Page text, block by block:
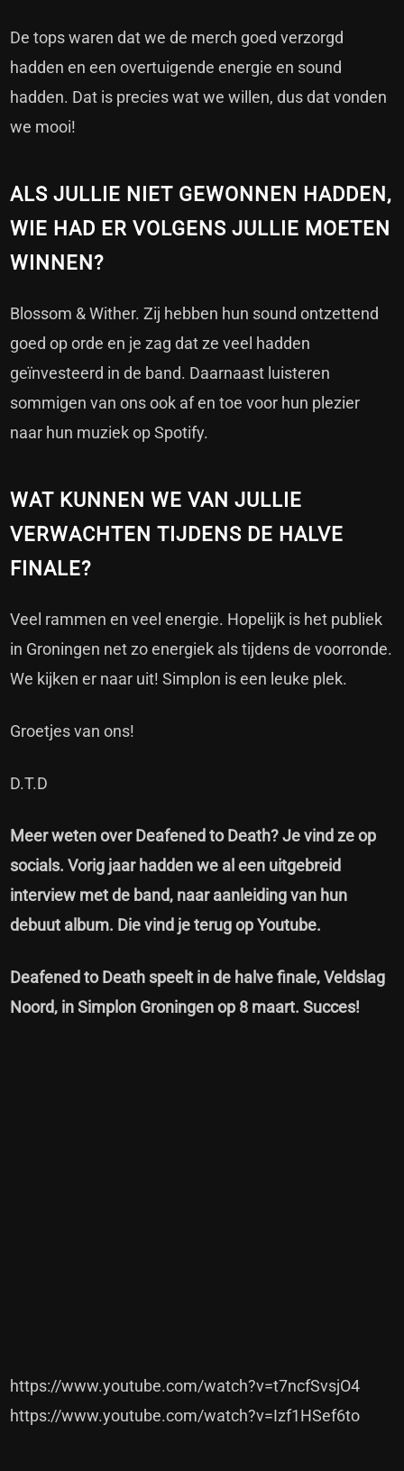
De tops waren dat we de merch goed verzorgd
hadden en een overtuigende energie en sound
hadden. Dat is precies wat we willen, dus dat vonden
we mooi!
ALS JULLIE NIET GEWONNEN HADDEN,
WIE HAD ER VOLGENS JULLIE MOETEN
WINNEN?
Blossom & Wither. Zij hebben hun sound ontzettend
goed op orde en je zag dat ze veel hadden
geïnvesteerd in de band. Daarnaast luisteren
sommigen van ons ook af en toe voor hun plezier
naar hun muziek op Spotify.
WAT KUNNEN WE VAN JULLIE
VERWACHTEN TIJDENS DE HALVE
FINALE?
Veel rammen en veel energie. Hopelijk is het publiek
in Groningen net zo energiek als tijdens de voorronde.
We kijken er naar uit! Simplon is een leuke plek.
Groetjes van ons!
D.T.D
Meer weten over Deafened to Death? Je vind ze op
socials. Vorig jaar hadden we al een uitgebreid
interview met de band, naar aanleiding van hun
debuut album. Die vind je terug op Youtube.
Deafened to Death speelt in de halve finale, Veldslag
Noord, in Simplon Groningen op 8 maart. Succes!
https://www.youtube.com/watch?v=t7ncfSvsjO4
https://www.youtube.com/watch?v=Izf1HSef6to